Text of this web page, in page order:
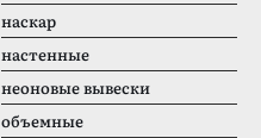
наскар
настенные
неоновые вывески
объемные